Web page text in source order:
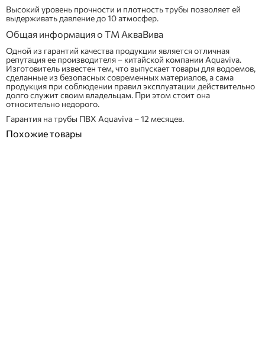
Высокий уровень прочности и плотность трубы позволяет ей
выдерживать давление до 10 атмосфер.
Общая информация о ТМ АкваВива
Одной из гарантий качества продукции является отличная
репутация ее производителя – китайской компании Aquaviva.
Изготовитель известен тем, что выпускает товары для водоемов,
сделанные из безопасных современных материалов, а сама
продукция при соблюдении правил эксплуатации действительно
долго служит своим владельцам. При этом стоит она
относительно недорого.
Гарантия на трубы ПВХ Aquaviva – 12 месяцев.
Похожие товары